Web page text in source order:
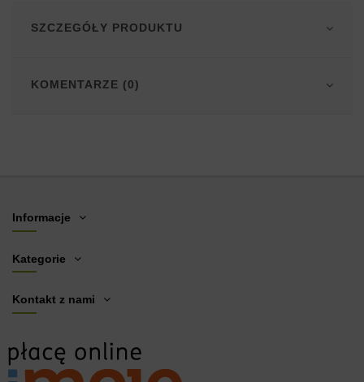
SZCZEGÓŁY PRODUKTU
KOMENTARZE (0)
Informacje
Kategorie
Kontakt z nami